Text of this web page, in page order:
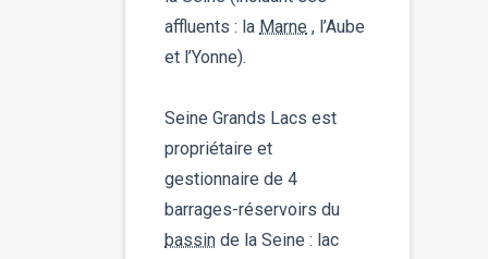
affluents : la Marne , l’Aube
et l’Yonne).
Seine Grands Lacs est
propriétaire et
gestionnaire de 4
barrages-réservoirs du
bassin de la Seine : lac